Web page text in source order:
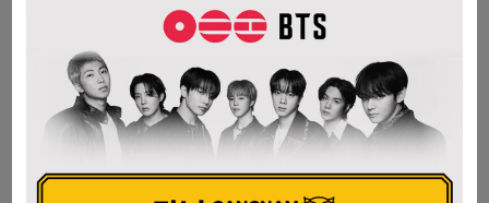
PLAIN INSTANT
NOODLE
1.800
AÑADIR AL CARRITO
NONGSHIM FRESH
$ 10.200
AÑADIR AL CARRITO